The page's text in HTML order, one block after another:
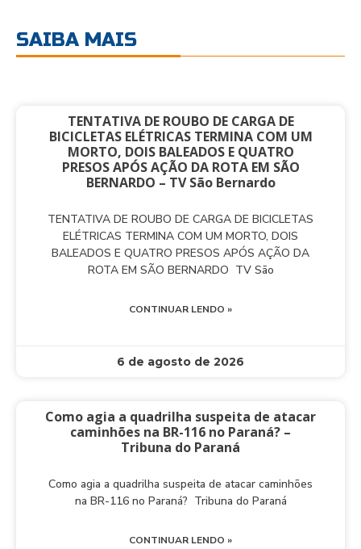
SAIBA MAIS
TENTATIVA DE ROUBO DE CARGA DE
BICICLETAS ELÉTRICAS TERMINA COM UM
MORTO, DOIS BALEADOS E QUATRO
PRESOS APÓS AÇÃO DA ROTA EM SÃO
BERNARDO – TV São Bernardo
TENTATIVA DE ROUBO DE CARGA DE BICICLETAS
ELÉTRICAS TERMINA COM UM MORTO, DOIS
BALEADOS E QUATRO PRESOS APÓS AÇÃO DA
ROTA EM SÃO BERNARDO TV São
CONTINUAR LENDO »
6 de agosto de 2026
Como agia a quadrilha suspeita de atacar
caminhões na BR-116 no Paraná? –
Tribuna do Paraná
Como agia a quadrilha suspeita de atacar caminhões
na BR-116 no Paraná? Tribuna do Paraná
CONTINUAR LENDO »